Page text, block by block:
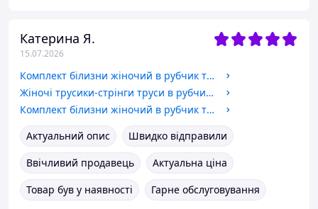
Катерина Я.
15.07.2026
Комплект білизни жіночий в рубчик топ бюстгальтер труси
Жіночі трусики-стрінги труси в рубчик L/XL
Комплект білизни жіночий в рубчик топ бюстгальтер труси комплект нижнего белья
Актуальний опис
Швидко відправили
Ввічливий продавець
Актуальна ціна
Товар був у наявності
Гарне обслуговування